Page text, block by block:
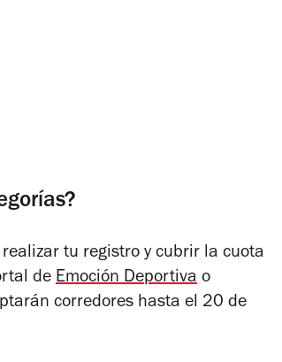
tu registro y cubrir la cuota
de Emoción Deportiva o
corredores hasta el 20 de